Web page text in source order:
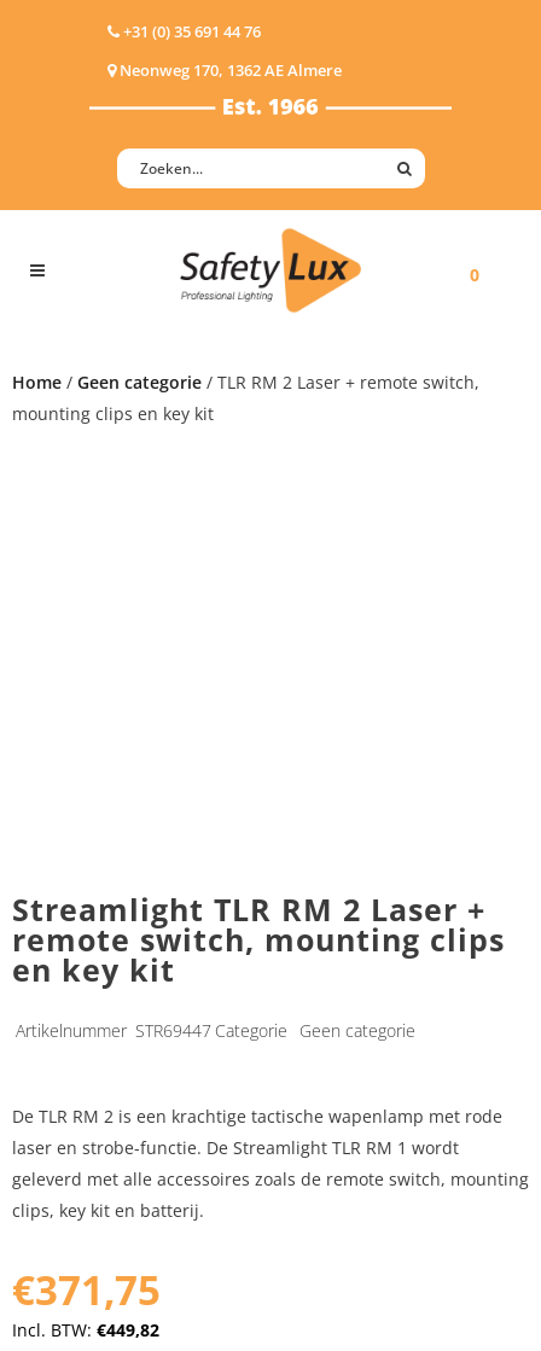
+31 (0) 35 691 44 76
Neonweg 170, 1362 AE Almere
0
Home / Geen categorie / TLR RM 2 Laser + remote switch,
mounting clips en key kit
Streamlight TLR RM 2 Laser +
remote switch, mounting clips
en key kit
Artikelnummer STR69447 Categorie Geen categorie
De TLR RM 2 is een krachtige tactische wapenlamp met rode
laser en strobe-functie. De Streamlight TLR RM 1 wordt
geleverd met alle accessoires zoals de remote switch, mounting
clips, key kit en batterij.
€371,75
Incl. BTW: €449,82